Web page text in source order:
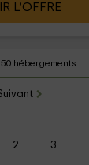
L’OFFRE
50 hébergements
2 3